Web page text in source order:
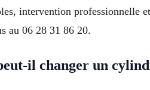
intervention professionnelle
au 06 28 31 86 20.
il changer un